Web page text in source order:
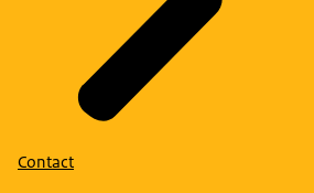
Contact